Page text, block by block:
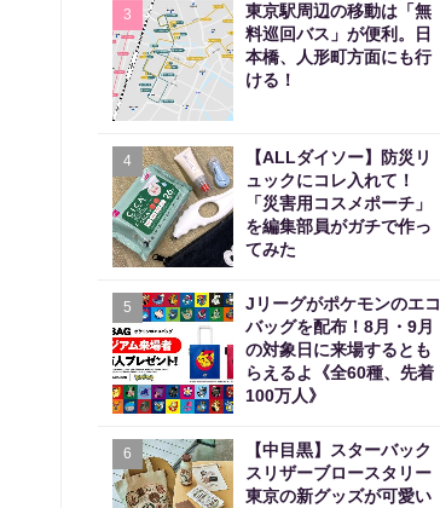
3
東京駅周辺の移動は「無
料巡回バス」が便利。日
本橋、人形町方面にも行
ける！
4
【ALLダイソー】防災リ
ュックにコレ入れて！
「災害用コスメポーチ」
を編集部員がガチで作っ
てみた
5
Jリーグがポケモンのエコ
バッグを配布！8月・9月
の対象日に来場するとも
らえるよ《全60種、先着
100万人》
6
【中目黒】スターバック
スリザーブロースタリー
東京の新グッズが可愛い